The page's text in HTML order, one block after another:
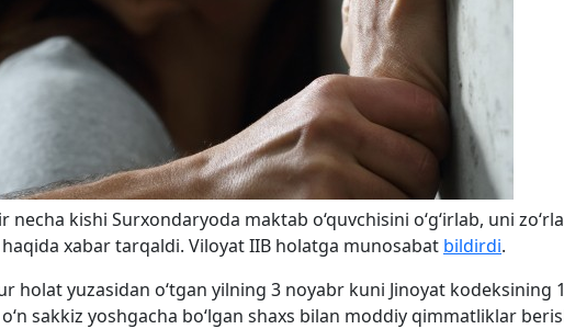
kishi Surxondaryoda maktab o‘quvchisini o‘g‘irlab, uni
xabar tarqaldi. Viloyat IIB holatga munosabat bildirdi.
holat yuzasidan o‘tgan yilning 3 noyabr kuni Jinoyat kodeksining
sakkiz yoshgacha bo‘lgan shaxs bilan moddiy qimmatliklar